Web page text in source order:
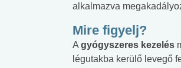
alkalmazva
Mire figyelj?
A gyógyszeres kezelés
légutakba kerülő levegő